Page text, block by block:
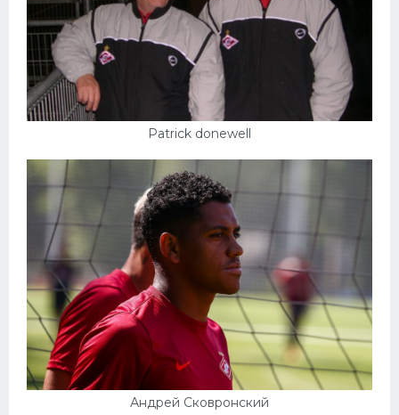
Patrick donewell
Андрей Сковронский